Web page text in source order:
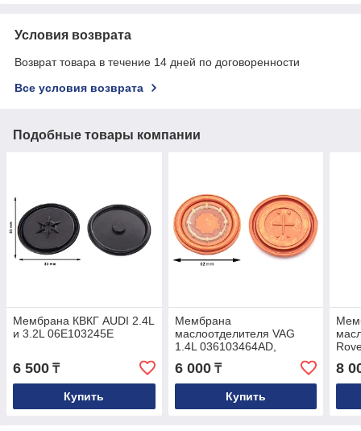
Условия возврата
Возврат товара в течение 14 дней по договоренности
Все условия возврата
Подобные товары компании
Мембрана КВКГ AUDI 2.4L
и 3.2L 06E103245E
6 500 ₸
Купить
Мембрана
маслоотделителя VAG
1.4L 036103464AD,
036103464AH,
036103464AK
6 000₸
Купить
8